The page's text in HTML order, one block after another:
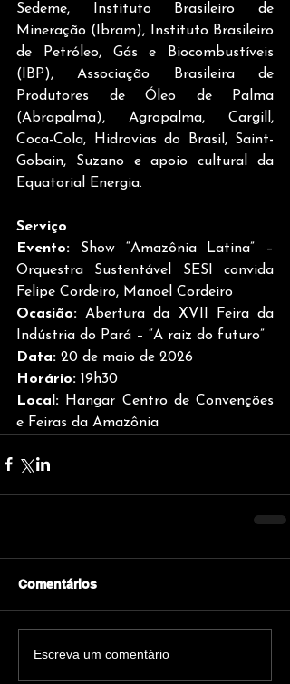
Sedeme, Instituto Brasileiro de
Mineração (Ibram), Instituto Brasileiro
de Petróleo, Gás e Biocombustíveis
(IBP), Associação Brasileira de
Produtores de Óleo de Palma
(Abrapalma), Agropalma, Cargill,
Coca-Cola, Hidrovias do Brasil, Saint-
Gobain, Suzano e apoio cultural da
Equatorial Energia.
Serviço
Evento: Show “Amazônia Latina” –
Orquestra Sustentável SESI convida
Felipe Cordeiro, Manoel Cordeiro
Ocasião: Abertura da XVII Feira da
Indústria do Pará – “A raiz do futuro”
Data: 20 de maio de 2026
Horário: 19h30
Local: Hangar Centro de Convenções
e Feiras da Amazônia
Comentários
Escreva um comentário